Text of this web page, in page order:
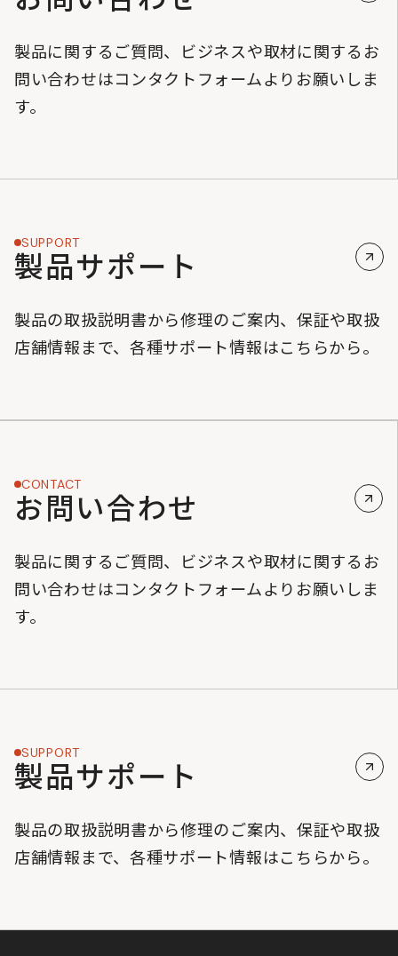
製品に関するご質問、ビジネスや取材に関するお
問い合わせはコンタクトフォームよりお願いしま
す。
SUPPORT
製品サポート
製品の取扱説明書から修理のご案内、保証や取扱
店舗情報まで、各種サポート情報はこちらから。
CONTACT
お問い合わせ
製品に関するご質問、ビジネスや取材に関するお
問い合わせはコンタクトフォームよりお願いしま
す。
SUPPORT
製品サポート
製品の取扱説明書から修理のご案内、保証や取扱
店舗情報まで、各種サポート情報はこちらから。